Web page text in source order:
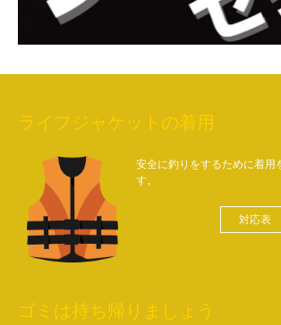
ライフジャケットの着用
安全に釣りをするために着用
す。
対応表
ゴミは持ち帰りましょう